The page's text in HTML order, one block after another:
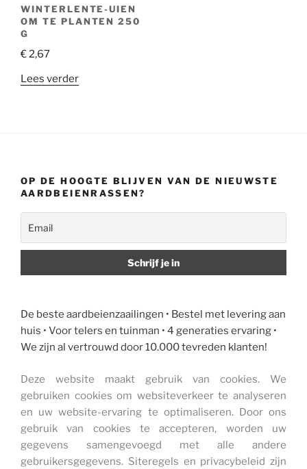
WINTERLENTE-UIEN
OM TE PLANTEN 250
G
€2,67
Lees verder
OP DE HOOGTE BLIJVEN VAN DE NIEUWSTE
AARDBEIENRASSEN?
De beste aardbeienzaailingen • Bestel met levering aan
huis • Voor telers en tuinman • 4 generaties ervaring •
We zijn al vertrouwd door 10.000 tevreden klanten!
Deze website maakt gebruik van cookies. We
gebruiken cookies om websiteverkeer te analyseren
en uw website-ervaring te optimaliseren. Door ons
gebruik van cookies te accepteren, worden uw
gegevens samengevoegd met alle andere
gebruikersgegevens. Siteregels en privacybeleid zijn